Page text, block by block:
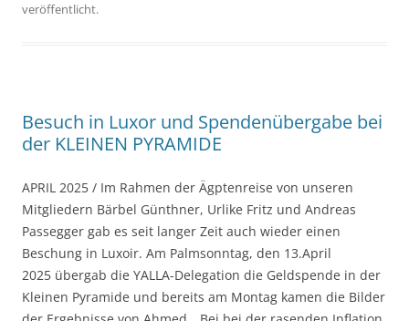
veröffentlicht.
Besuch in Luxor und Spendenübergabe bei
der KLEINEN PYRAMIDE
APRIL 2025 / Im Rahmen der Ägptenreise von unseren
Mitgliedern Bärbel Günthner, Urlike Fritz und Andreas
Passegger gab es seit langer Zeit auch wieder einen
Beschung in Luxoir. Am Palmsonntag, den 13.April
2025 übergab die YALLA-Delegation die Geldspende in der
Kleinen Pyramide und bereits am Montag kamen die Bilder